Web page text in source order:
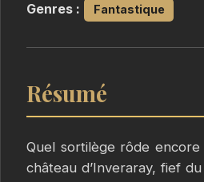
Genres : Fantastique
Résumé
Quel sortilège rôde
château d’Inveraray, fief